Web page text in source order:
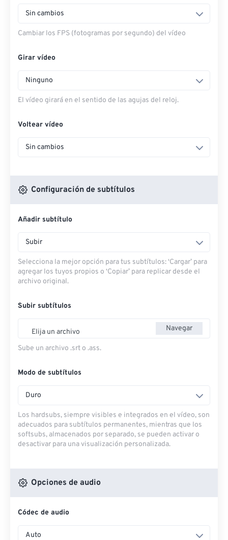
Sin cambios
Cambiar los FPS (fotogramas por segundo) del vídeo
Girar vídeo
Ninguno
El vídeo girará en el sentido de las agujas del reloj.
Voltear vídeo
Sin cambios
Configuración de subtítulos
Añadir subtítulo
Subir
Selecciona la mejor opción para tus subtítulos: ‘Cargar’ para
agregar los tuyos propios o ‘Copiar’ para replicar desde el
archivo original.
Subir subtítulos
Elija un archivo Navegar
Sube un archivo .srt o .ass.
Modo de subtítulos
Duro
Los hardsubs, siempre visibles e integrados en el vídeo, son
adecuados para subtítulos permanentes, mientras que los
softsubs, almacenados por separado, se pueden activar o
desactivar para una visualización personalizada.
Opciones de audio
Códec de audio
Auto